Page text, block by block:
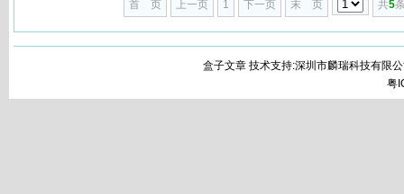
首 页 上一页 1 下一页 末 页 共5
盒子文章 技术支持:深圳市麟瑞科技有限
粤